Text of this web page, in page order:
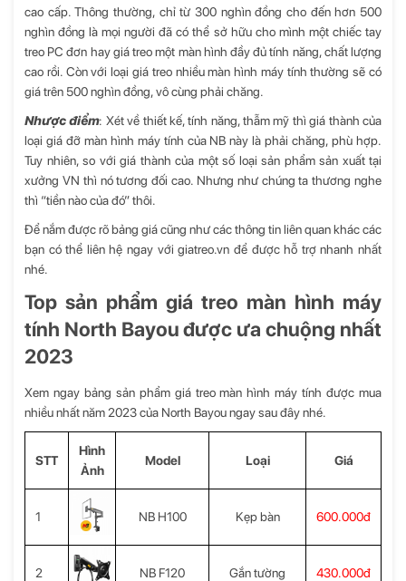
cao cấp. Thông thường, chỉ từ 300 nghìn đồng cho đến hơn 500
nghìn đồng là mọi người đã có thể sở hữu cho mình một chiếc tay
treo PC đơn haygiá treo một màn hình đầy đủ tính năng, chất lượng
cao rồi. Còn với loại giá treo nhiều màn hình máy tính thường sẽ có
giá trên 500 nghìn đồng, vô cùng phải chăng.
Nhược điểm: Xét về thiết kế, tính năng, thẫm mỹ thì giá thành của
loại giá đỡ màn hình máy tính của NB này là phải chăng, phù hợp.
Tuy nhiên, so với giá thành của một số loại sản phẩm sản xuất tại
xưởng VN thì nó tương đối cao. Nhưng như chúng ta thương nghe
thì “tiền nào của đó” thôi.
Để nắm được rõ bảng giá cũng như các thông tin liên quan khác các
bạn có thể liên hệ ngay với giatreo.vn để được hỗ trợ nhanh nhất
nhé.
Top sản phẩm giá treo màn hình máy
tính North Bayou được ưa chuộng nhất
2023
Xem ngay bảng sản phẩm giá treo màn hình máy tính được mua
nhiều nhất năm 2023 của North Bayou ngay sau đây nhé.
STT
Hình
Ảnh
Model Loại Giá
1 NB H100 Kẹp bàn 600.000đ
2 NB F120 Gắn tường 430.000đ